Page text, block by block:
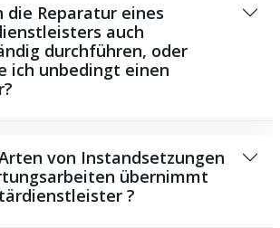
sein. Dies hängt unter
der Auftragslage zu dem
sowie von der
und der örtlichen
eines
auch
durchführen, oder
ich unbedingt einen
die Sie selbst
können, beispielsweise die
von Rohrreinigungsmitteln aus
Instandsetzungen
übernimmt
?